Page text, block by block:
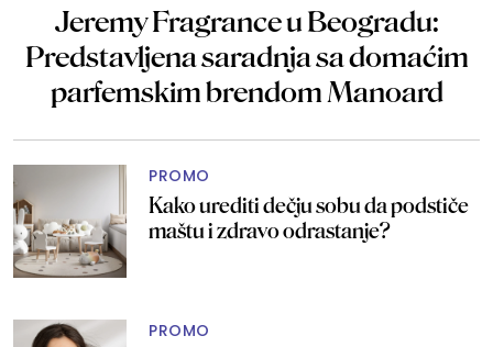
Jeremy Fragrance u Beogradu:
Predstavljena saradnja sa domaćim
parfemskim brendom Manoard
PROMO
Kako urediti dečju sobu da podstiče
maštu i zdravo odrastanje?
PROMO